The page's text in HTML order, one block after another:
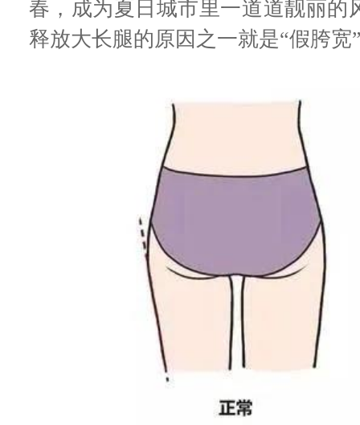
春，成为夏日城市里一道道靓丽的
释放大长腿的原因之一就是“假胯宽